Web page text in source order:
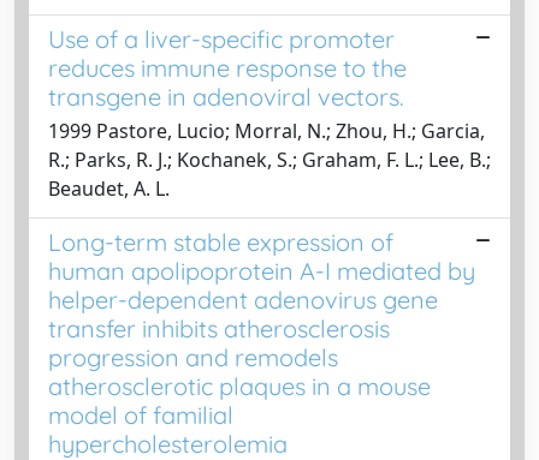
Use of a liver-specific promoter
reduces immune response to the
transgene in adenoviral vectors.
1999 Pastore, Lucio; Morral, N.; Zhou, H.; Garcia,
R.; Parks, R. J.; Kochanek, S.; Graham, F. L.; Lee, B.;
Beaudet, A. L.
Long-term stable expression of
human apolipoprotein A-I mediated by
helper-dependent adenovirus gene
transfer inhibits atherosclerosis
progression and remodels
atherosclerotic plaques in a mouse
model of familial
hypercholesterolemia